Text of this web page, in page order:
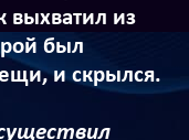
из
был
и скрылся.